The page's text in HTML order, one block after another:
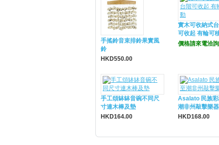
手搖鈴音束排鈴果實風
鈴
HKD550.00
實木可收納式
可收起 有輪可
價格請來電洽詢
手工頌缽缽音碗不同尺
寸連木棒及墊
HKD164.00
Asalato 民族
潮非州敲擊樂器
HKD168.00